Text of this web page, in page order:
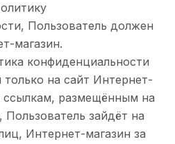
Пользователь должен
магазин.
конфиденциальности
только на сайт Интернет-
ссылкам, размещённым на
Пользователь зайдёт на
Интернет-магазин за